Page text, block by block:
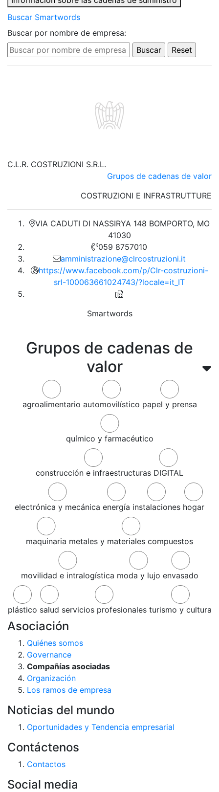
Buscar Smartwords
Buscar por nombre de empresa:
Grupos de cadenas de
valor
agroalimentario automovilístico papel y prensa
químico y farmacéutico
construcción e infraestructuras DIGITAL
electrónica y mecánica energía instalaciones hogar
maquinaria metales y materiales compuestos
movilidad e intralogística moda y lujo envasado
plástico salud servicios profesionales turismo y cultura
C.L.R. COSTRUZIONI S.R.L.
Grupos de cadenas de valor
COSTRUZIONI E INFRASTRUTTURE
VIA CADUTI DI NASSIRYA 148 BOMPORTO, MO
41030
059 8757010
amministrazione@clrcostruzioni.it
https://www.facebook.com/p/Clr-costruzioni-
srl-100063661024743/?locale=it_IT
Smartwords
Asociación
Quiénes somos
Governance
Compañías asociadas
Organización
Los ramos de empresa
Noticias del mundo
Oportunidades y Tendencia empresarial
Contáctenos
Contactos
Social media